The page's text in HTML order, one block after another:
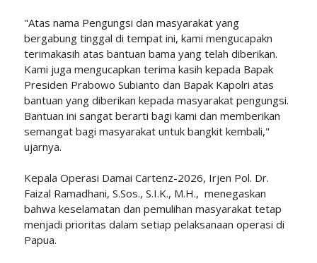
"Atas nama Pengungsi dan masyarakat yang
bergabung tinggal di tempat ini, kami mengucapakn
terimakasih atas bantuan bama yang telah diberikan.
Kami juga mengucapkan terima kasih kepada Bapak
Presiden Prabowo Subianto dan Bapak Kapolri atas
bantuan yang diberikan kepada masyarakat pengungsi.
Bantuan ini sangat berarti bagi kami dan memberikan
semangat bagi masyarakat untuk bangkit kembali,"
ujarnya.
Kepala Operasi Damai Cartenz-2026, Irjen Pol. Dr.
Faizal Ramadhani, S.Sos., S.I.K., M.H., menegaskan
bahwa keselamatan dan pemulihan masyarakat tetap
menjadi prioritas dalam setiap pelaksanaan operasi di
Papua.